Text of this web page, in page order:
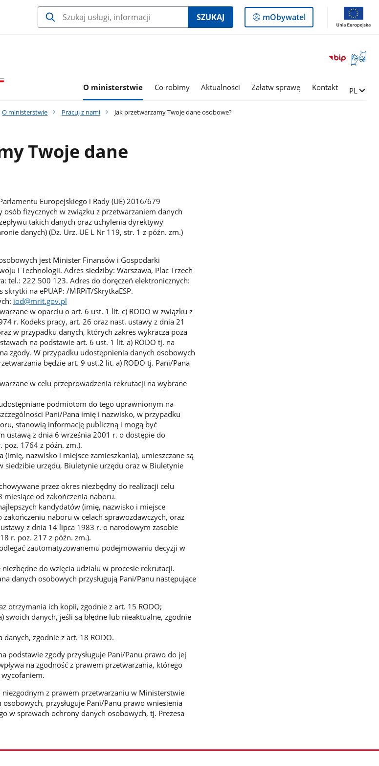
SZUKAJ
Logowanie
do
mObywatel
Otwórz
okno
języka
O ministerstwie Co robimy Aktualności Załatw sprawę Kontakt Zmień
PL
O ministerstwie Pracuj z nami Jak przetwarzamy Twoje dane osobowe?
Twoje dane
Europejskiego i Rady (UE) 2016/679
fizycznych w związku z przetwarzaniem danych
takich danych oraz uchylenia dyrektywy
danych) (Dz. Urz. UE L Nr 119, str. 1 z późn. zm.)
jest Minister Finansów i Gospodarki
i Technologii. Adres siedziby: Warszawa, Plac Trzech
tel.: 222 500 123. Adres do doręczeń elektronicznych:
skrytki na ePUAP: /MRPiT/SkrytkaESP.
iod@mrit.gov.pl
w oparciu o art. 6 ust. 1 lit. c) RODO w związku z
r. Kodeks pracy, art. 26 oraz nast. ustawy z dnia 21
w przypadku danych, których zakres wykracza poza
na podstawie art. 6 ust. 1 lit. a) RODO tj. na
zgody. W przypadku udostępnienia danych osobowych
będzie art. 9 ust.2 lit. a) RODO tj. Pani/Pana
w celu przeprowadzenia rekrutacji na wybrane
podmiotom do tego uprawnionym na
Pani/Pana imię i nazwisko, w przypadku
stanowią informację publiczną i mogą być
ustawą z dnia 6 września 2001 r. o dostępie do
poz. 1764 z późn. zm.).
nazwisko i miejsce zamieszkania), umieszczane są
siedzibie urzędu, Biuletynie urzędu oraz w Biuletynie
przez okres niezbędny do realizacji celu
miesiące od zakończenia naboru.
kandydatów (imię, nazwisko i miejsce
naboru w celach sprawozdawczych, oraz
z dnia 14 lipca 1983 r. o narodowym zasobie
r. poz. 217 z późn. zm.).
zautomatyzowanemu podejmowaniu decyzji w
do wzięcia udziału w procesie rekrutacji.
danych osobowych przysługują Pani/Panu następujące
otrzymania ich kopii, zgodnie z art. 15 RODO;
danych, jeśli są błędne lub nieaktualne, zgodnie
zgodnie z art. 18 RODO.
podstawie zgody przysługuje Pani/Panu prawo do jej
na zgodność z prawem przetwarzania, którego
z prawem przetwarzaniu w Ministerstwie
przysługuje Pani/Panu prawo wniesienia
w sprawach ochrony danych osobowych, tj. Prezesa